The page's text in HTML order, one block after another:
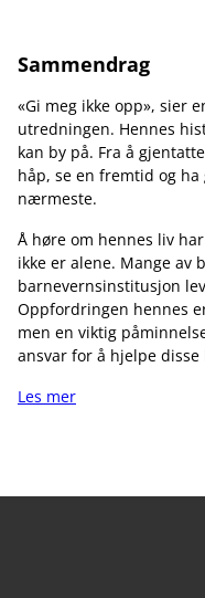
Sammendrag
«Gi meg ikke opp», sier
utredningen. Hennes
kan by på. Fra å
håp, se en fremtid og
nærmeste.
Å høre om hennes liv
ikke er alene. Mange av
barnevernsinstitusjon
Oppfordringen hennes
men en viktig
ansvar for å hjelpe disse
Les mer